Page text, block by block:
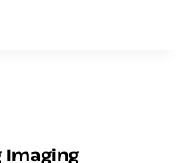
Imaging